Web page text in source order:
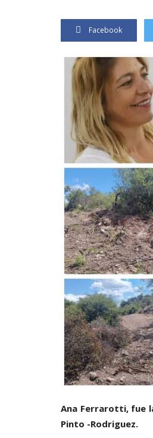
Facebook
Ana Ferrarotti, fue
Pinto -Rodriguez.